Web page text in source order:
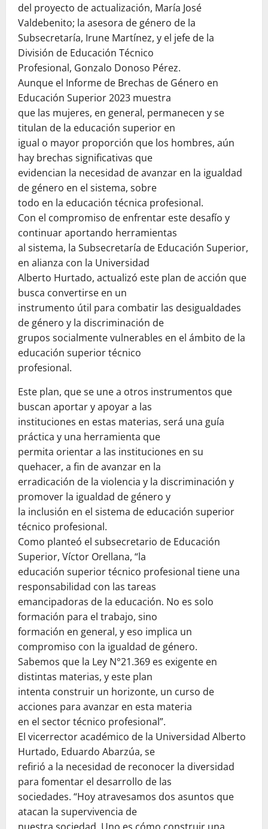
del proyecto de actualización, María José
Valdebenito; la asesora de género de la
Subsecretaría, Irune Martínez, y el jefe de la
División de Educación Técnico
Profesional, Gonzalo Donoso Pérez.
Aunque el Informe de Brechas de Género en
Educación Superior 2023 muestra
que las mujeres, en general, permanecen y se
titulan de la educación superior en
igual o mayor proporción que los hombres, aún
hay brechas significativas que
evidencian la necesidad de avanzar en la igualdad
de género en el sistema, sobre
todo en la educación técnica profesional.
Con el compromiso de enfrentar este desafío y
continuar aportando herramientas
al sistema, la Subsecretaría de Educación Superior,
en alianza con la Universidad
Alberto Hurtado, actualizó este plan de acción que
busca convertirse en un
instrumento útil para combatir las desigualdades
de género y la discriminación de
grupos socialmente vulnerables en el ámbito de la
educación superior técnico
profesional.
Este plan, que se une a otros instrumentos que
buscan aportar y apoyar a las
instituciones en estas materias, será una guía
práctica y una herramienta que
permita orientar a las instituciones en su
quehacer, a fin de avanzar en la
erradicación de la violencia y la discriminación y
promover la igualdad de género y
la inclusión en el sistema de educación superior
técnico profesional.
Como planteó el subsecretario de Educación
Superior, Víctor Orellana, “la
educación superior técnico profesional tiene una
responsabilidad con las tareas
emancipadoras de la educación. No es solo
formación para el trabajo, sino
formación en general, y eso implica un
compromiso con la igualdad de género.
Sabemos que la Ley N°21.369 es exigente en
distintas materias, y este plan
intenta construir un horizonte, un curso de
acciones para avanzar en esta materia
en el sector técnico profesional”.
El vicerrector académico de la Universidad Alberto
Hurtado, Eduardo Abarzúa, se
refirió a la necesidad de reconocer la diversidad
para fomentar el desarrollo de las
sociedades. “Hoy atravesamos dos asuntos que
atacan la supervivencia de